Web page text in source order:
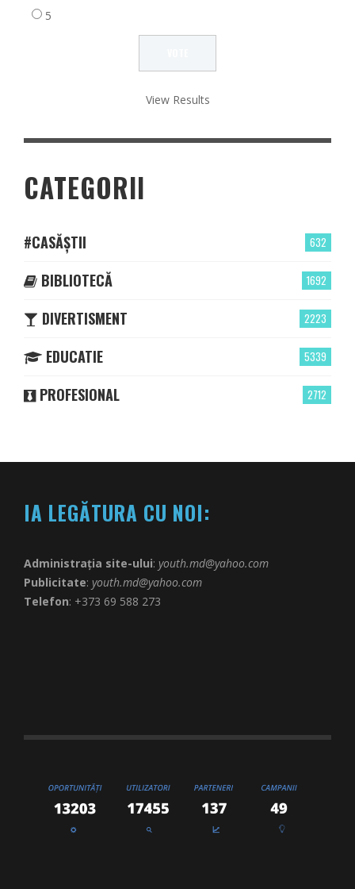
5
View Results
CATEGORII
632
#CASĂȘTII
1692
BIBLIOTECĂ
2223
DIVERTISMENT
5339
EDUCATIE
2712
PROFESIONAL
IA LEGĂTURA CU NOI:
Administrația site-ului: youth.md@yahoo.com
Publicitate: youth.md@yahoo.com
Telefon: +373 69 588 273